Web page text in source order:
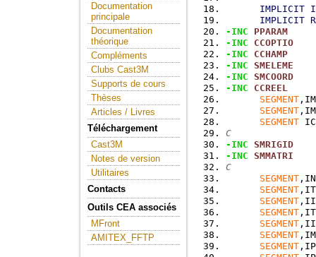
Documentation
principale
Documentation
théorique
Compléments
Clubs Cast3M
Supports de cours
Thèses
Articles / Livres
Téléchargement
Cast3M
Notes de version
Utilitaires
Contacts
Outils CEA associés
MFront
AMITEX_FFTP
IMPLICIT
IMPLICIT
-INC
PPARAM
-INC
CCOPTIO
-INC
CCHAMP
-INC SMELEME
-INC SMCOORD
-INC
CCREEL
SEGMENT
SEGMENT
SEGMENT
C
-INC SMRIGID
-INC SMMATRI
C
SEGMENT
SEGMENT
SEGMENT
SEGMENT
SEGMENT
SEGMENT
SEGMENT